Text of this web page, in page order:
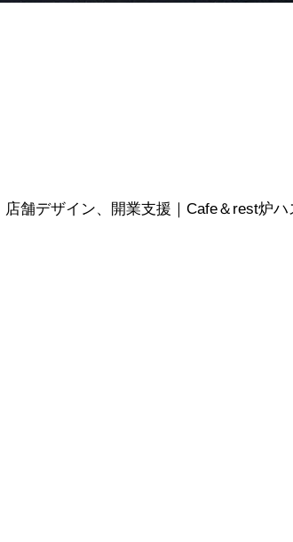
舗デザイン、開業支援｜Cafe＆rest炉ハ